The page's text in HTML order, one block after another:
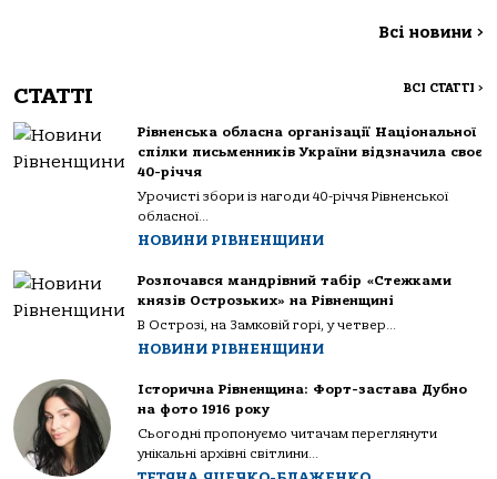
Всі новини >
СТАТТІ ВСІ СТАТТІ >
Рівненська обласна організації Національної
спілки письменників України відзначила своє
40-річчя
Урочисті збори із нагоди 40-річчя Рівненської
обласної...
НОВИНИ РІВНЕНЩИНИ
Розпочався мандрівний табір «Стежками
князів Острозьких» на Рівненщині
В Острозі, на Замковій горі, у четвер...
НОВИНИ РІВНЕНЩИНИ
Історична Рівненщина: Форт-застава Дубно
на фото 1916 року
Сьогодні пропонуємо читачам переглянути
унікальні архівні світлини...